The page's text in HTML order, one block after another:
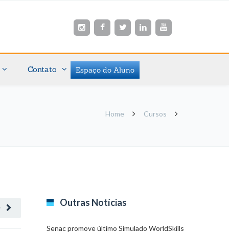
Contato Espaço do Aluno
Home Cursos
Outras Notícias
Senac promove último Simulado WorldSkills